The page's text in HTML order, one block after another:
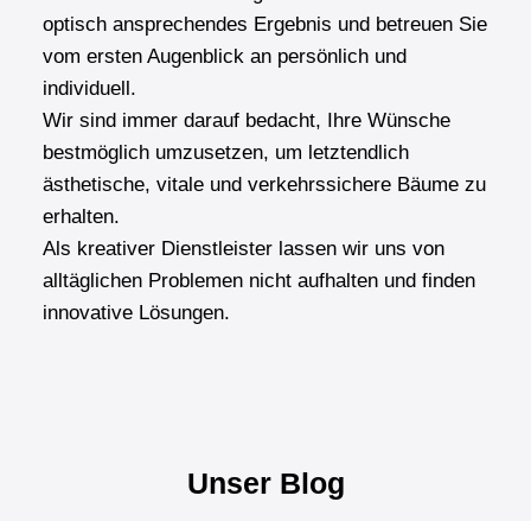
optisch ansprechendes Ergebnis und betreuen Sie
vom ersten Augenblick an persönlich und
individuell.
Wir sind immer darauf bedacht, Ihre Wünsche
bestmöglich umzusetzen, um letztendlich
ästhetische, vitale und verkehrssichere Bäume zu
erhalten.
Als kreativer Dienstleister lassen wir uns von
alltäglichen Problemen nicht aufhalten und finden
innovative Lösungen.
Unser Blog